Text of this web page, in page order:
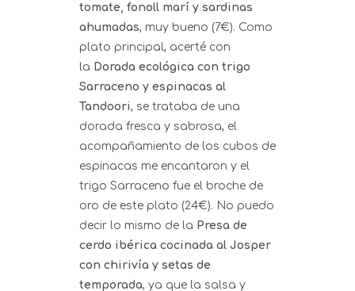
tomate, fonoll marí y sardinas
ahumadas, muy bueno (7€). Como
plato principal, acerté con
la Dorada ecológica con trigo
Sarraceno y espinacas al
Tandoori, se trataba de una
dorada fresca y sabrosa, el
acompañamiento de los cubos de
espinacas me encantaron y el
trigo Sarraceno fue el broche de
oro de este plato (24€). No puedo
decir lo mismo de la Presa de
cerdo ibérica cocinada al Josper
con chirivía y setas de
temporada, ya que la salsa y